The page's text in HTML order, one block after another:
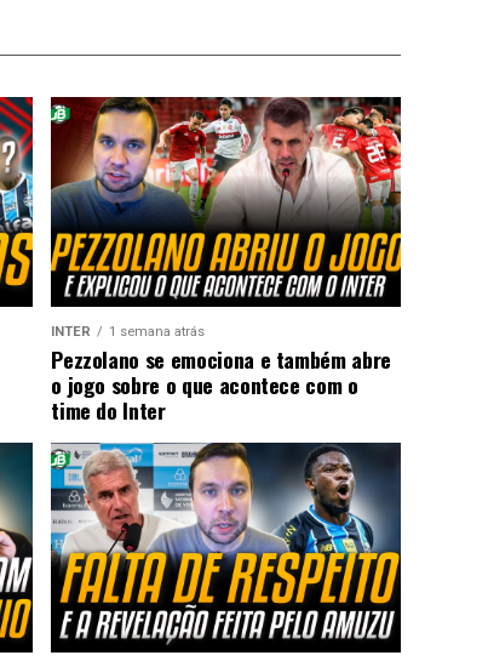
INTER 1 semana atrás
Pezzolano se emociona e também abre
o jogo sobre o que acontece com o
time do Inter